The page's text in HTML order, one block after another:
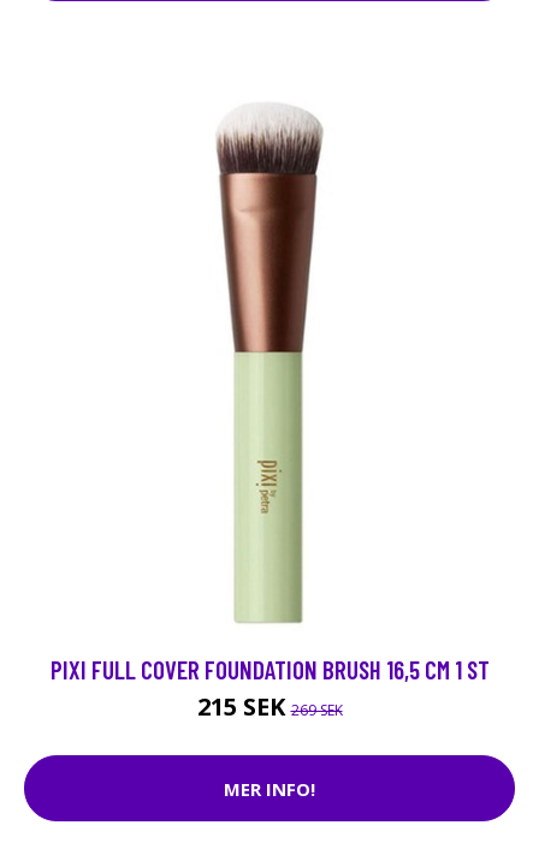
PIXI FULL COVER FOUNDATION BRUSH 16,5 CM 1 ST
215 SEK269 SEK
MER INFO!